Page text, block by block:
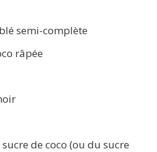
semi-complète
râpée
de coco (ou du sucre